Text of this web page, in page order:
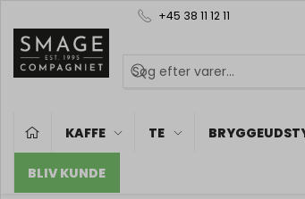
+45 38 11 12 11
KAFFE TE
BLIV KUNDE